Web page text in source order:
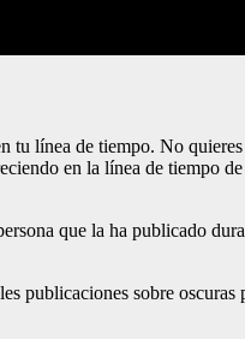
tu línea de tiempo. No
en la línea de tiempo
que la ha publicado
publicaciones sobre oscuras